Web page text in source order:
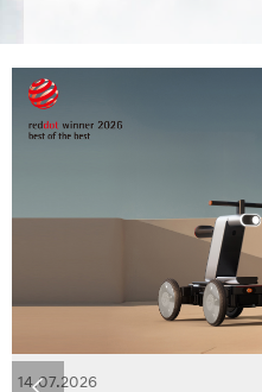
14.07.2026